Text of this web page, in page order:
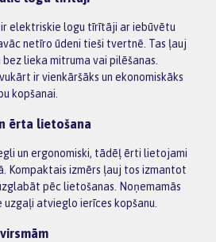
ir elektriskie logu tīrītāji ar iebūvētu
netīro ūdeni tieši tvertnē. Tas ļauj
lieka mitruma vai pilēšanas.
ir vienkāršāks un ekonomiskāks
kopšanai.
ērta lietošana
un ergonomiski, tādēļ ērti lietojami
Kompaktais izmērs ļauj tos izmantot
pēc lietošanas. Noņemamās
atvieglo ierīces kopšanu.